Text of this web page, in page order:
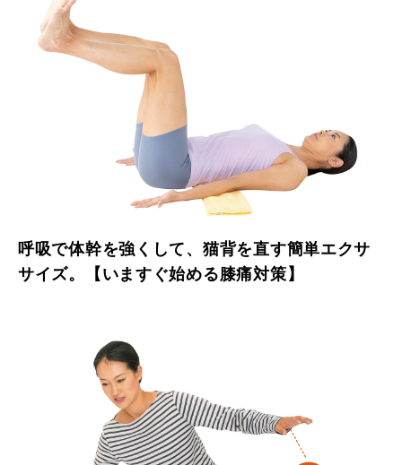
呼吸で体幹を強くして、猫背を直す簡単エクサ
サイズ。【いますぐ始める膝痛対策】